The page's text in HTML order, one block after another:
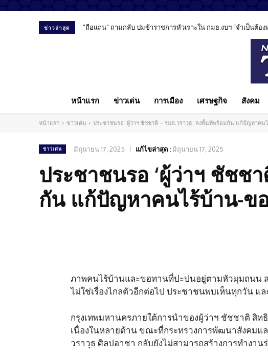
ข่าวล่าสุด “ถือแถน” ถามกลับ ปมข้าราชการหัวเราะใน กมธ.งบฯ “จำเป็นต้อ
หน้าแรก ข่าวเด่น การเมือง เศรษฐกิจ สังคม
หน้าแรก ข่าวเด่น ประชาชนรอ ‘ผู้ว่าฯ ชัชชาติ – รมต.วราวุธ’ ลงพื้นที่พร้อมกัน แก้ปัญหาค
ข่าวเด่น มิถุนายน 17, 2025 แก้ไขล่าสุด : มิถุนายน 17, 2025
ประชาชนรอ ‘ผู้ว่าฯ ชัชช
กัน แก้ปัญหาคนไร้บ้าน-ข
ภาพคนไร้บ้านและขอทานที่ปะปนอยู่ตามหัวมุมถนน
ไม่ใช่เรื่องไกลตัวอีกต่อไป ประชาชนพบเห็นทุกวัน แล
กรุงเทพมหานครภายใต้การนำของผู้ว่าฯ ชัชชาติ สิ
เนื่องในหลายด้าน ขณะที่กระทรวงการพัฒนาสังคม
วราวุธ ศิลปอาชา กลับยังไม่สามารถสร้างการทำงา